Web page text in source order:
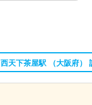
西天下茶屋駅 （大阪府）